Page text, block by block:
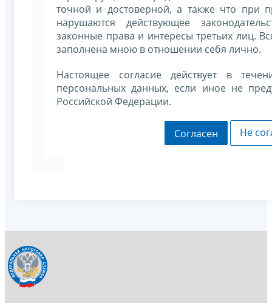
точной и достоверной, а также что при
нарушаются действующее
законные права и интересы третьих лиц.
заполнена мною в отношении себя лично.
Настоящее согласие действует в
персональных данных, если иное не
Российской Федерации.
Согласен Не